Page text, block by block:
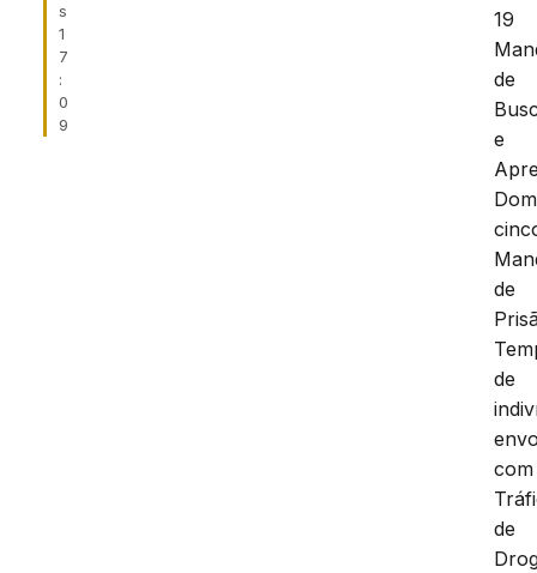
s
1
7
:
0
9
19
de
e
de
de
com
de